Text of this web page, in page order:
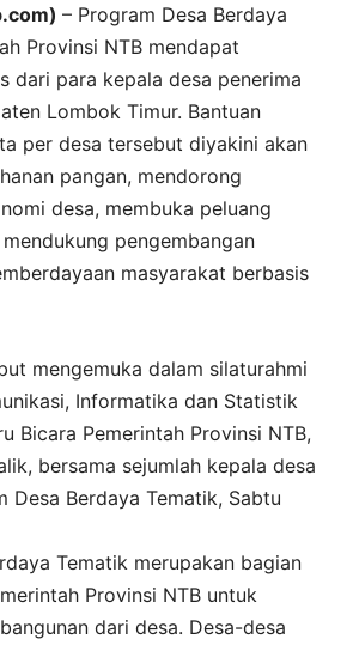
– Program Desa Berdaya
Provinsi NTB mendapat
dari para kepala desa penerima
Lombok Timur. Bantuan
per desa tersebut diyakini akan
pangan, mendorong
desa, membuka peluang
pengembangan
masyarakat berbasis
mengemuka dalam silaturahmi
Informatika dan Statistik
Bicara Pemerintah Provinsi NTB,
bersama sejumlah kepala desa
Desa Berdaya Tematik, Sabtu
Tematik merupakan bagian
Provinsi NTB untuk
dari desa. Desa-desa